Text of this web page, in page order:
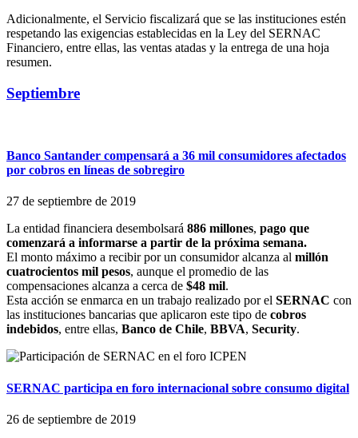
Adicionalmente, el Servicio fiscalizará que se las instituciones estén
respetando las exigencias establecidas en la Ley del SERNAC
Financiero, entre ellas, las ventas atadas y la entrega de una hoja
resumen.
Septiembre
Banco Santander compensará a 36 mil consumidores afectados
por cobros en líneas de sobregiro
27 de septiembre de 2019
La entidad financiera desembolsará 886 millones, pago que
comenzará a informarse a partir de la próxima semana.
El monto máximo a recibir por un consumidor alcanza al millón
cuatrocientos mil pesos, aunque el promedio de las
compensaciones alcanza a cerca de $48 mil.
Esta acción se enmarca en un trabajo realizado por el SERNAC con
las instituciones bancarias que aplicaron este tipo de cobros
indebidos, entre ellas, Banco de Chile, BBVA, Security.
SERNAC participa en foro internacional sobre consumo digital
26 de septiembre de 2019